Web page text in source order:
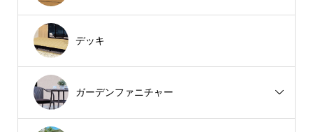
デッキ
ガーデンファニチャー